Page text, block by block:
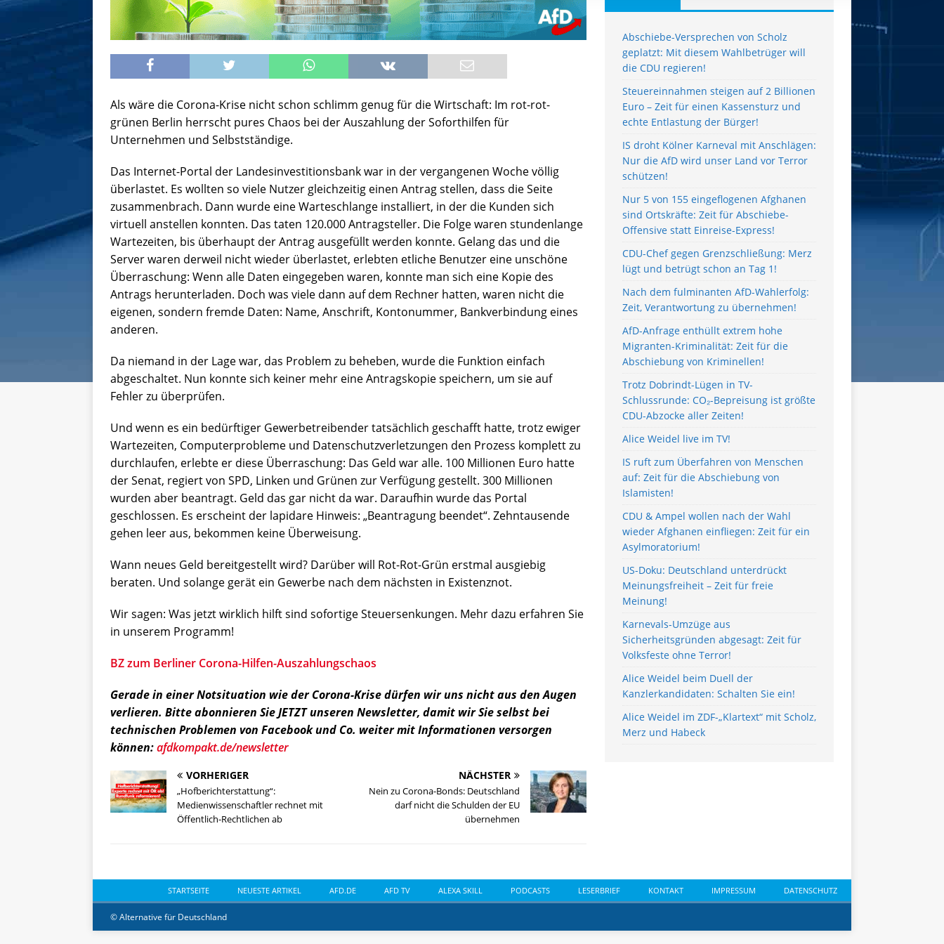
Als wäre die Corona-Krise nicht schon schlimm genug für die Wirtschaft: Im rot-rot-
grünen Berlin herrscht pures Chaos bei der Auszahlung der Soforthilfen für
Unternehmen und Selbstständige.
Das Internet-Portal der Landesinvestitionsbank war in der vergangenen Woche völlig
überlastet. Es wollten so viele Nutzer gleichzeitig einen Antrag stellen, dass die Seite
zusammenbrach. Dann wurde eine Warteschlange installiert, in der die Kunden sich
virtuell anstellen konnten. Das taten 120.000 Antragsteller. Die Folge waren stundenlange
Wartezeiten, bis überhaupt der Antrag ausgefüllt werden konnte. Gelang das und die
Server waren derweil nicht wieder überlastet, erlebten etliche Benutzer eine unschöne
Überraschung: Wenn alle Daten eingegeben waren, konnte man sich eine Kopie des
Antrags herunterladen. Doch was viele dann auf dem Rechner hatten, waren nicht die
eigenen, sondern fremde Daten: Name, Anschrift, Kontonummer, Bankverbindung eines
anderen.
Da niemand in der Lage war, das Problem zu beheben, wurde die Funktion einfach
abgeschaltet. Nun konnte sich keiner mehr eine Antragskopie speichern, um sie auf
Fehler zu überprüfen.
Und wenn es ein bedürftiger Gewerbetreibender tatsächlich geschafft hatte, trotz ewiger
Wartezeiten, Computerprobleme und Datenschutzverletzungen den Prozess komplett zu
durchlaufen, erlebte er diese Überraschung: Das Geld war alle. 100 Millionen Euro hatte
der Senat, regiert von SPD, Linken und Grünen zur Verfügung gestellt. 300 Millionen
wurden aber beantragt. Geld das gar nicht da war. Daraufhin wurde das Portal
geschlossen. Es erscheint der lapidare Hinweis: „Beantragung beendet“. Zehntausende
gehen leer aus, bekommen keine Überweisung.
Wann neues Geld bereitgestellt wird? Darüber will Rot-Rot-Grün erstmal ausgiebig
beraten. Und solange gerät ein Gewerbe nach dem nächsten in Existenznot.
Wir sagen: Was jetzt wirklich hilft sind sofortige Steuersenkungen. Mehr dazu erfahren Sie
in unserem Programm!
BZ zum Berliner Corona-Hilfen-Auszahlungschaos
Gerade in einer Notsituation wie der Corona-Krise dürfen wir uns nicht aus den Augen
verlieren. Bitte abonnieren Sie JETZT unseren Newsletter, damit wir Sie selbst bei
technischen Problemen von Facebook und Co. weiter mit Informationen versorgen
können:afdkompakt.de/newsletter
VORHERIGER
„Hofberichterstattung“:
Medienwissenschaftler rechnet mit
Öffentlich-Rechtlichen ab
NÄCHSTER
Nein zu Corona-Bonds: Deutschland
darf nicht die Schulden der EU
übernehmen
Abschiebe-Versprechen von Scholz
geplatzt: Mit diesem Wahlbetrüger will
die CDU regieren!
Steuereinnahmen steigen auf 2 Billionen
Euro – Zeit für einen Kassensturz und
echte Entlastung der Bürger!
IS droht Kölner Karneval mit Anschlägen:
Nur die AfD wird unser Land vor Terror
schützen!
Nur 5 von 155 eingeflogenen Afghanen
sind Ortskräfte: Zeit für Abschiebe-
Offensive statt Einreise-Express!
CDU-Chef gegen Grenzschließung: Merz
lügt und betrügt schon an Tag 1!
Nach dem fulminanten AfD-Wahlerfolg:
Zeit, Verantwortung zu übernehmen!
AfD-Anfrage enthüllt extrem hohe
Migranten-Kriminalität: Zeit für die
Abschiebung von Kriminellen!
Trotz Dobrindt-Lügen in TV-
Schlussrunde: CO₂-Bepreisung ist größte
CDU-Abzocke aller Zeiten!
Alice Weidel live im TV!
IS ruft zum Überfahren von Menschen
auf: Zeit für die Abschiebung von
Islamisten!
CDU & Ampel wollen nach der Wahl
wieder Afghanen einfliegen: Zeit für ein
Asylmoratorium!
US-Doku: Deutschland unterdrückt
Meinungsfreiheit – Zeit für freie
Meinung!
Karnevals-Umzüge aus
Sicherheitsgründen abgesagt: Zeit für
Volksfeste ohne Terror!
Alice Weidel beim Duell der
Kanzlerkandidaten: Schalten Sie ein!
Alice Weidel im ZDF-„Klartext“ mit Scholz,
Merz und Habeck
STARTSEITE NEUESTE ARTIKEL AFD.DE AFD TV ALEXA SKILL PODCASTS LESERBRIEF KONTAKT IMPRESSUM DATENSCHUTZ
© Alternative für Deutschland